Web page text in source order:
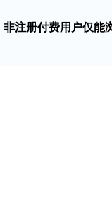
非注册付费用户仅能